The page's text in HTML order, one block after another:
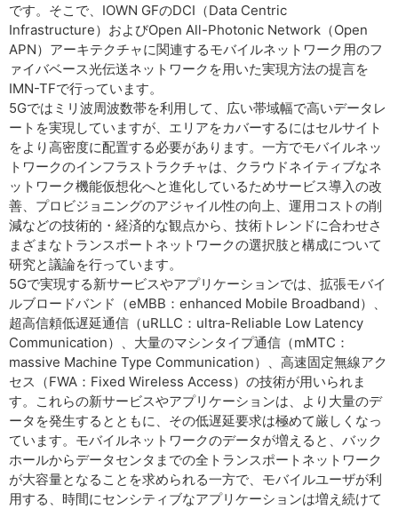
です。そこで、IOWN GFのDCI（Data Centric
Infrastructure）およびOpen All-Photonic Network（Open
APN）アーキテクチャに関連するモバイルネットワーク用のフ
ァイバベース光伝送ネットワークを用いた実現方法の提言を
IMN-TFで行っています。
5Gではミリ波周波数帯を利用して、広い帯域幅で高いデータレ
ートを実現していますが、エリアをカバーするにはセルサイト
をより高密度に配置する必要があります。一方でモバイルネッ
トワークのインフラストラクチャは、クラウドネイティブなネ
ットワーク機能仮想化へと進化しているためサービス導入の改
善、プロビジョニングのアジャイル性の向上、運用コストの削
減などの技術的・経済的な観点から、技術トレンドに合わせさ
まざまなトランスポートネットワークの選択肢と構成について
研究と議論を行っています。
5Gで実現する新サービスやアプリケーションでは、拡張モバイ
ルブロードバンド（eMBB：enhanced Mobile Broadband）、
超高信頼低遅延通信（uRLLC：ultra-Reliable Low Latency
Communication）、大量のマシンタイプ通信（mMTC：
massive Machine Type Communication）、高速固定無線アク
セス（FWA：Fixed Wireless Access）の技術が用いられま
す。これらの新サービスやアプリケーションは、より大量のデ
ータを発生するとともに、その低遅延要求は極めて厳しくなっ
ています。モバイルネットワークのデータが増えると、バック
ホールからデータセンタまでの全トランスポートネットワーク
が大容量となることを求められる一方で、モバイルユーザが利
用する、時間にセンシティブなアプリケーションは増え続けて